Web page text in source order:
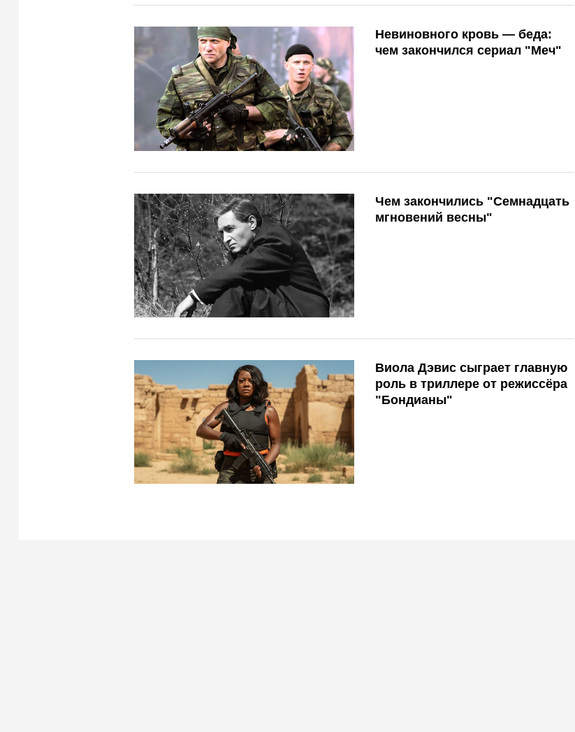
Невиновного кровь — беда:
чем закончился сериал "Меч"
Чем закончились "Семнадцать
мгновений весны"
Виола Дэвис сыграет главную
роль в триллере от режиссёра
"Бондианы"